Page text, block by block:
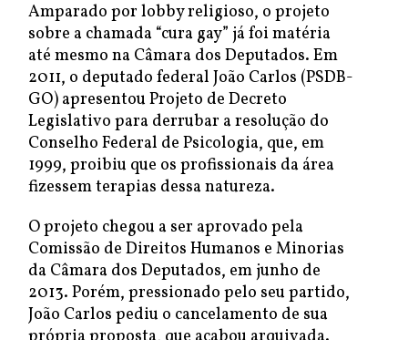
Amparado por lobby religioso, o projeto
sobre a chamada “cura gay” já foi matéria
até mesmo na Câmara dos Deputados. Em
2011, o deputado federal João Carlos (PSDB-
GO) apresentou Projeto de Decreto
Legislativo para derrubar a resolução do
Conselho Federal de Psicologia, que, em
1999, proibiu que os profissionais da área
fizessem terapias dessa natureza.
O projeto chegou a ser aprovado pela
Comissão de Direitos Humanos e Minorias
da Câmara dos Deputados, em junho de
2013. Porém, pressionado pelo seu partido,
João Carlos pediu o cancelamento de sua